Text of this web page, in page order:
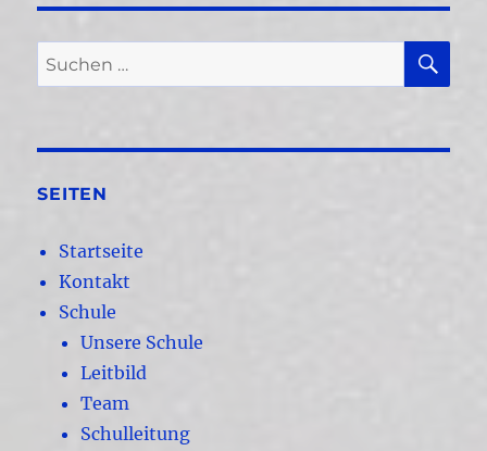
Suchen
nach:
SEITEN
Startseite
Kontakt
Schule
Unsere Schule
Leitbild
Team
Schulleitung